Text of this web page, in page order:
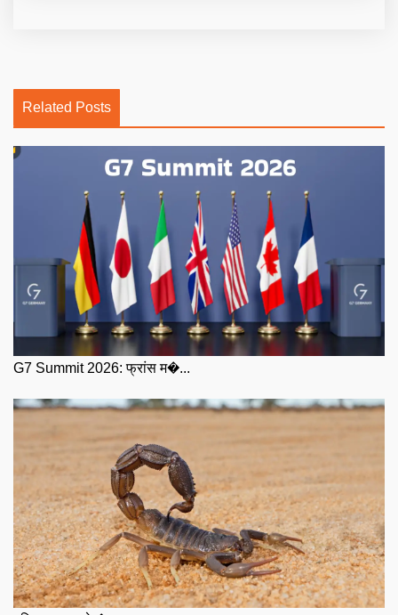
Related Posts
G7 Summit 2026: फ्रांस म�...